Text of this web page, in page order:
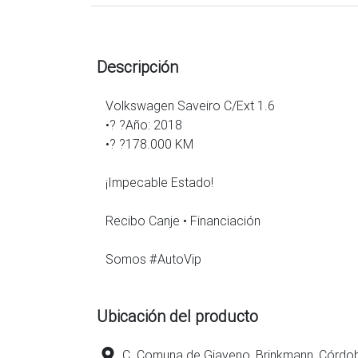
Descripción
Volkswagen Saveiro C/Ext 1.6
•? ?Año: 2018
•? ?178.000 KM
¡Impecable Estado!
Recibo Canje • Financiación
Somos #AutoVip
Ubicación del producto
C. Comuna de Giaveno, Brinkmann,